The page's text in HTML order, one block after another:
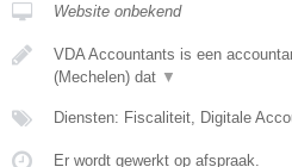
Website onbekend
VDA Accountants is een
(Mechelen) dat ▼
Diensten: Fiscaliteit, Digitale
Er wordt gewerkt op afspraak.